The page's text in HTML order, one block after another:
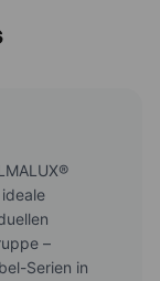
–
Serien in